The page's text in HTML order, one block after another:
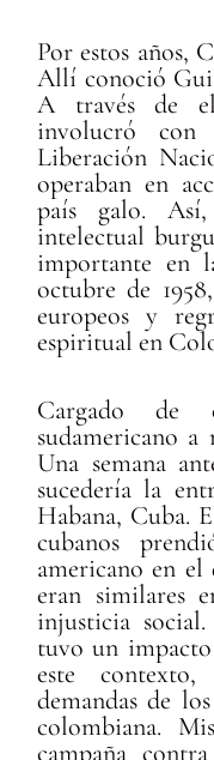
Por estos años,
Allí conoció
A través de
involucró
Liberación
operaban en
país galo.
intelectual
importante en
octubre de
europeos y
espiritual en
Cargado de
sudamericano a
Una semana
sucedería la
Habana, Cuba.
cubanos
americano en el
eran similares
injusticia
tuvo un
este
demandas de
colombiana.
campaña